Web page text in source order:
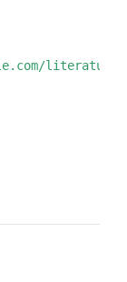
literature"